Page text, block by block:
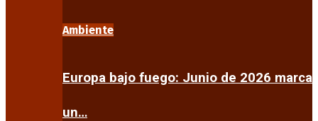
Ambiente
Europa bajo fuego: Junio de 2026 marca
un…